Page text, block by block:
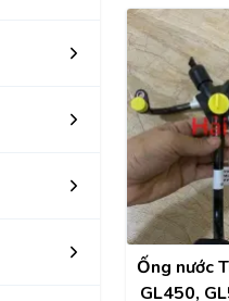
Ống nước
GL450,